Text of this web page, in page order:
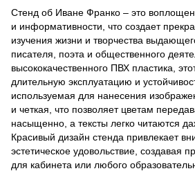
Стенд об Иване Франко – это
и информативности, что создает
изучения жизни и творчества
писателя, поэта и общественного
высококачественного ПВХ пластика,
длительную эксплуатацию и
используемая для нанесения
и четкая, что позволяет цветам
насыщенно, а тексты легко читаются
Красивый дизайн стенда привлекает
эстетическое удовольствие, создавая
для кабинета или любого